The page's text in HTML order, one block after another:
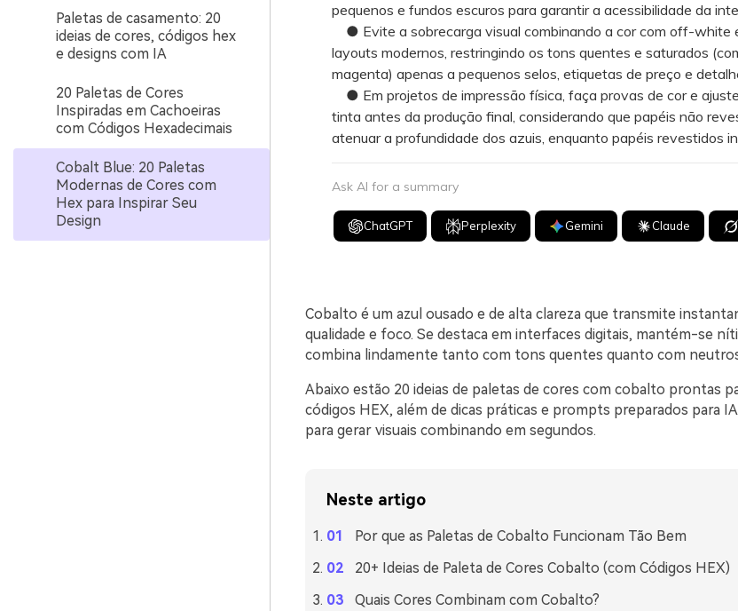
Paletas de casamento: 20
ideias de cores, códigos hex
e designs com IA
20 Paletas de Cores
Inspiradas em Cachoeiras
com Códigos Hexadecimais
Cobalt Blue: 20 Paletas
Modernas de Cores com
Hex para Inspirar Seu
Design
pequenos e fundos escuros para garantir a acessibilidade da
● Evite a sobrecarga visual combinando a cor com off-white
layouts modernos, restringindo os tons quentes e saturados
magenta) apenas a pequenos selos, etiquetas de preço e
● Em projetos de impressão física, faça provas de cor e
tinta antes da produção final, considerando que papéis não
atenuar a profundidade dos azuis, enquanto papéis revestidos
Ask AI for a summary
ChatGPT Perplexity Gemini Claude
Cobalto é um azul ousado e de alta clareza que transmite
qualidade e foco. Se destaca em interfaces digitais, mantém-se
combina lindamente tanto com tons quentes quanto com
Abaixo estão 20 ideias de paletas de cores com cobalto prontas
códigos HEX, além de dicas práticas e prompts preparados para
para gerar visuais combinando em segundos.
Neste artigo
Por que as Paletas de Cobalto Funcionam Tão Bem
20+ Ideias de Paleta de Cores Cobalto (com Códigos HEX)
Quais Cores Combinam com Cobalto?